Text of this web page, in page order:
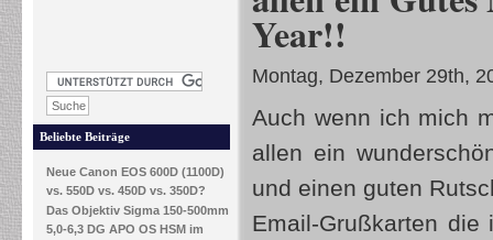
Beliebte Beiträge
Neue Canon EOS 600D (1100D)
vs. 550D vs. 450D vs. 350D?
Das Objektiv Sigma 150-500mm
5,0-6,3 DG APO OS HSM im
Year!!
Montag, Dezember 29th,
Auch wenn ich mich
allen ein
und einen guten
Email-Grußkarten